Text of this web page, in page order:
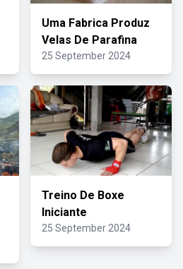
Uma Fabrica Produz
Velas De Parafina
25 September 2024
Treino De Boxe
Iniciante
25 September 2024